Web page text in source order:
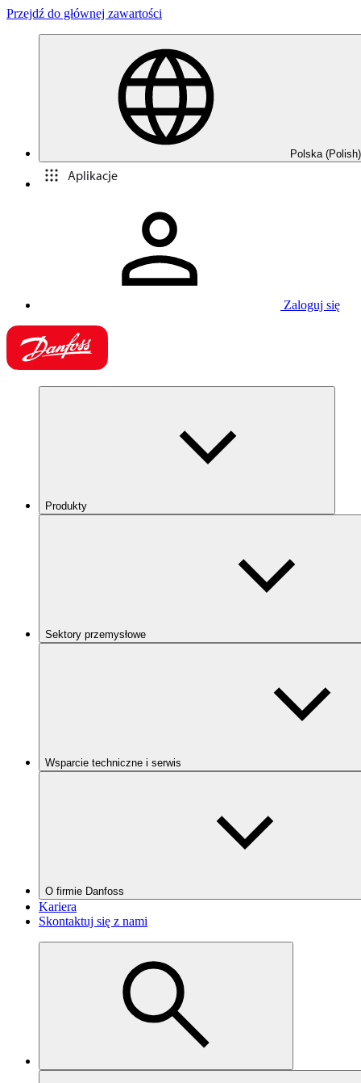
Przejdź do głównej zawartości
Polska (Polish)
Aplikacje
Zaloguj się
Produkty
Sektory przemysłowe
Wsparcie techniczne i serwis
O firmie Danfoss
Kariera
Skontaktuj się z nami